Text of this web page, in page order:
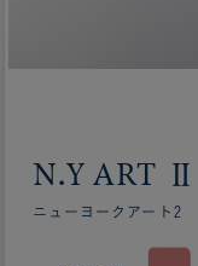
N.Y ART Ⅱ
ニューヨークアート2